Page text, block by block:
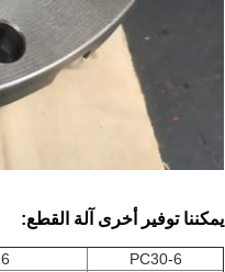
يمكننا توفير أخرى آلة القطع:
PC30-6